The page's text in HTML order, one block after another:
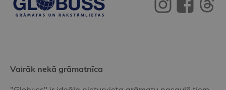
Vairāk nekā grāmatnīca